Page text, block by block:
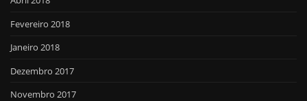
Fevereiro 2018
Janeiro 2018
Dezembro 2017
Novembro 2017